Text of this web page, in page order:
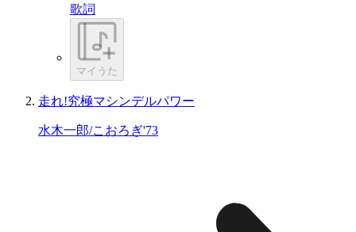
歌詞
マイうた
走れ!究極マシンデルパワー
水木一郎/こおろぎ'73